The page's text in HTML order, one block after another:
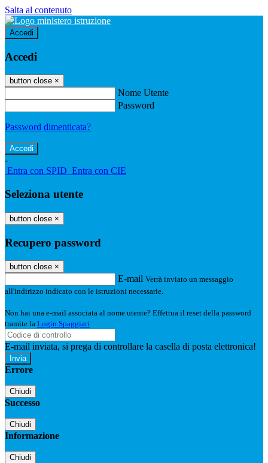
Salta al contenuto
Accedi
Accedi
button close ×
Nome Utente
Password
Password dimenticata?
-
Entra con SPID Entra con CIE
Seleziona utente
button close ×
Recupero password
button close ×
E-mail Verrà inviato un messaggio
all'indirizzo indicato con le istruzioni necessarie.
Non hai una e-mail associata al nome utente? Effettua il reset della password
tramite la Login Spaggiari
E-mail inviata, si prega di controllare la casella di posta elettronica!
Errore
Chiudi
Successo
Chiudi
Informazione
Chiudi